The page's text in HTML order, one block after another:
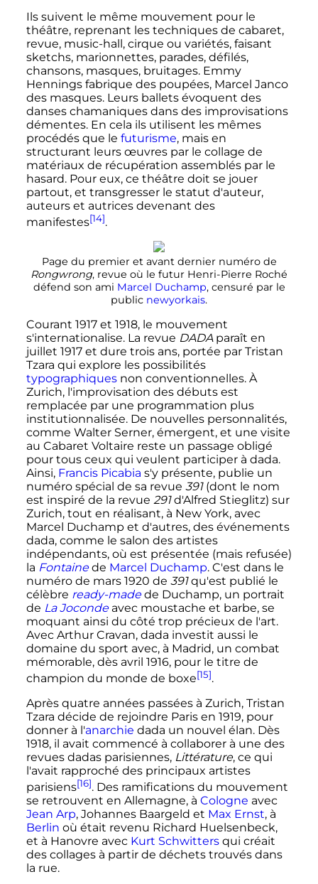
Ils suivent le même mouvement pour le
théâtre, reprenant les techniques de cabaret,
revue, music-hall, cirque ou variétés, faisant
sketchs, marionnettes, parades, défilés,
chansons, masques, bruitages. Emmy
Hennings fabrique des poupées, Marcel Janco
des masques. Leurs ballets évoquent des
danses chamaniques dans des improvisations
démentes. En cela ils utilisent les mêmes
procédés que le futurisme, mais en
structurant leurs œuvres par le collage de
matériaux de récupération assemblés par le
hasard. Pour eux, ce théâtre doit se jouer
partout, et transgresser le statut d'auteur,
auteurs et autrices devenant des
manifestes[14].
Page du premier et avant dernier numéro de
Rongwrong, revue où le futur Henri-Pierre Roché
défend son ami Marcel Duchamp, censuré par le
public newyorkais.
Courant 1917 et 1918, le mouvement
s'internationalise. La revue DADAparaît en
juillet 1917 et dure trois ans, portée par Tristan
Tzara qui explore les possibilités
typographiquesnon conventionnelles. À
Zurich, l'improvisation des débuts est
remplacée par une programmation plus
institutionnalisée. De nouvelles personnalités,
comme Walter Serner, émergent, et une visite
au Cabaret Voltaire reste un passage obligé
pour tous ceux qui veulent participer à dada.
Ainsi, Francis Picabia s'y présente, publie un
numéro spécial de sa revue 391(dont le nom
est inspiré de la revue 291d'Alfred Stieglitz) sur
Zurich, tout en réalisant, à New York, avec
Marcel Duchamp et d'autres, des événements
dada, comme le salon des artistes
indépendants, où est présentée (mais refusée)
la Fontainede Marcel Duchamp. C'est dans le
numéro de mars 1920 de 391qu'est publié le
célèbre ready-madede Duchamp, un portrait
de La Jocondeavec moustache et barbe, se
moquant ainsi du côté trop précieux de l'art.
Avec Arthur Cravan, dada investit aussi le
domaine du sport avec, à Madrid, un combat
mémorable, dès avril 1916, pour le titre de
champion du monde de boxe[15].
Après quatre années passées à Zurich, Tristan
Tzara décide de rejoindre Paris en 1919, pour
donner à l'anarchie dada un nouvel élan. Dès
1918, il avait commencé à collaborer à une des
revues dadas parisiennes, Littérature, ce qui
l'avait rapproché des principaux artistes
parisiens[16]. Des ramifications du mouvement
se retrouvent en Allemagne, à Cologne avec
Jean Arp, Johannes Baargeld et Max Ernst, à
Berlin où était revenu Richard Huelsenbeck,
et à Hanovre avec Kurt Schwittersqui créait
des collages à partir de déchets trouvés dans
la rue.